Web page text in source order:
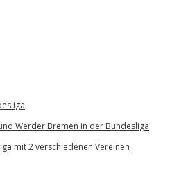
Werder Bremen in der Bundesliga
mit 2 verschiedenen Vereinen